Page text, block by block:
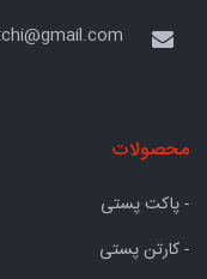
محصولات
- پاکت پستی
- کارتن پستی